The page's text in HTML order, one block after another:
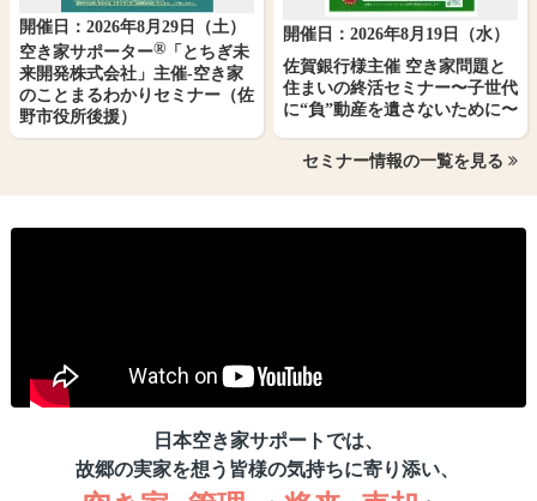
開催日：2026年8月29日（土）
空き家サポーター® 「とちぎ未
来開発株式会社」主催-空き家
のことまるわかりセミナー（佐
野市役所後援）
開催日：2026年8月19日（水）
佐賀銀行様主催 空き家問題と
住まいの終活セミナー〜子世代
に“負”動産を遺さないために〜
セミナー情報の一覧を見る
日本空き家サポートでは、
故郷の実家を想う皆様の気持ちに寄り添い、